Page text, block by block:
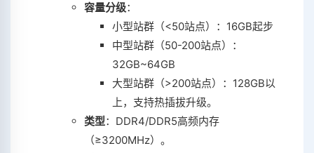
容量分级‌：
小型站群（<50站点）：16GB起步
中型站群（50-200站点）：
32GB~64GB
大型站群（>200站点）：128GB以
上，支持热插拔升级。
类型‌：DDR4/DDR5高频内存
（≥3200MHz）。